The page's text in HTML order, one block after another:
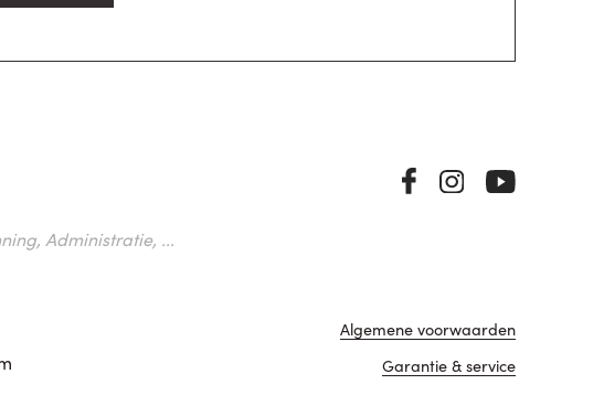
Administratie, ...
Algemene voorwaarden
Garantie & service